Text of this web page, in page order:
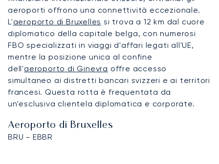
aeroporti offrono una connettività eccezionale.
L'aeroporto di Bruxelles si trova a 12 km dal cuore
diplomatico della capitale belga, con numerosi
FBO specializzati in viaggi d'affari legati all'UE,
mentre la posizione unica al confine
dell'aeroporto di Ginevra offre accesso
simultaneo ai distretti bancari svizzeri e ai territori
francesi. Questa rotta è frequentata da
un'esclusiva clientela diplomatica e corporate.
Aeroporto di Bruxelles
BRU - EBBR